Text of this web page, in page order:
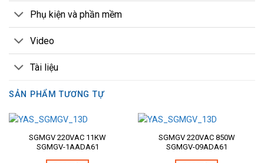
Phụ kiện và phần mềm
Video
Tài liệu
SẢN PHẨM TƯƠNG TỰ
SGMGV 220VAC 11KW
SGMGV-1AADA61
SGMGV 220VAC 850W
SGMGV-09ADA61